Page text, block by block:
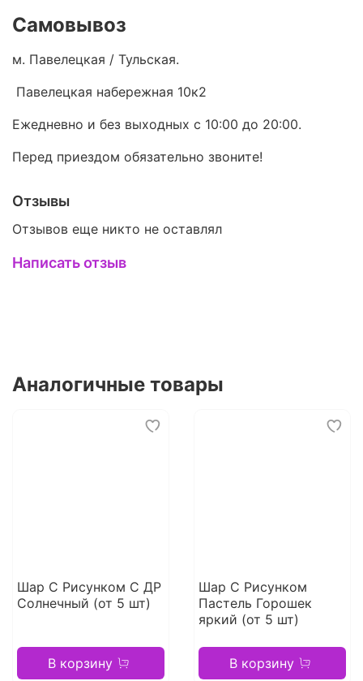
Самовывоз
м. Павелецкая / Тульская.
Павелецкая набережная 10к2
Ежедневно и без выходных с 10:00 до 20:00.
Перед приездом обязательно звоните!
Отзывы
Отзывов еще никто не оставлял
Написать отзыв
Аналогичные товары
Шар С Рисунком С ДР
Солнечный (от 5 шт)
В корзину
Шар С Рисунком
Пастель Горошек
яркий (от 5 шт)
В корзину